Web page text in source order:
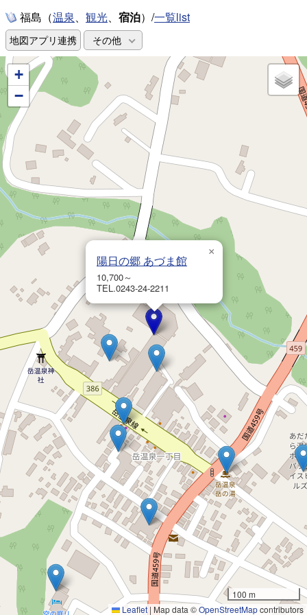
福島（温泉 、 観光、 宿泊）/一覧list
地図アプリ連携 その他
陽日の郷 あづま館
10,700～
TEL.0243-24-2211
×
+
−
100 m
Leaflet | Map data ©OpenStreetMapcontributors